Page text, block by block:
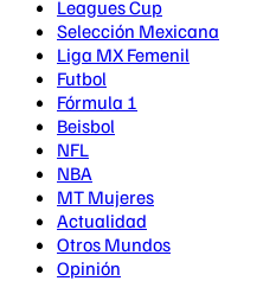
Leagues Cup
Selección Mexicana
Liga MX Femenil
Futbol
Fórmula 1
Beisbol
NFL
NBA
MT Mujeres
Actualidad
Otros Mundos
Opinión